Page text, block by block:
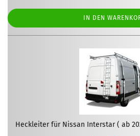
IN DEN
Heckleiter für Nissan Interstar ( ab